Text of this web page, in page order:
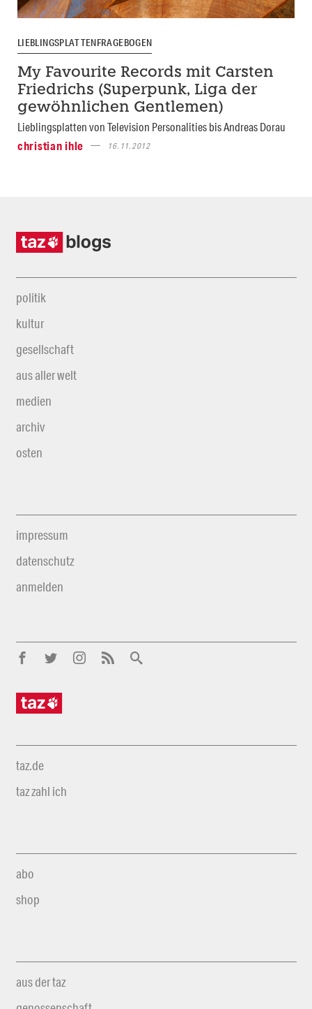
LIEBLINGSPLATTENFRAGEBOGEN
My Favourite Records mit Carsten
Friedrichs (Superpunk, Liga der
gewöhnlichen Gentlemen)
Lieblingsplatten von Television Personalities bis Andreas Dorau
christian ihle
16.11.2012
politik
kultur
gesellschaft
aus aller welt
medien
archiv
osten
impressum
datenschutz
anmelden
taz.de
taz zahl ich
abo
shop
aus der taz